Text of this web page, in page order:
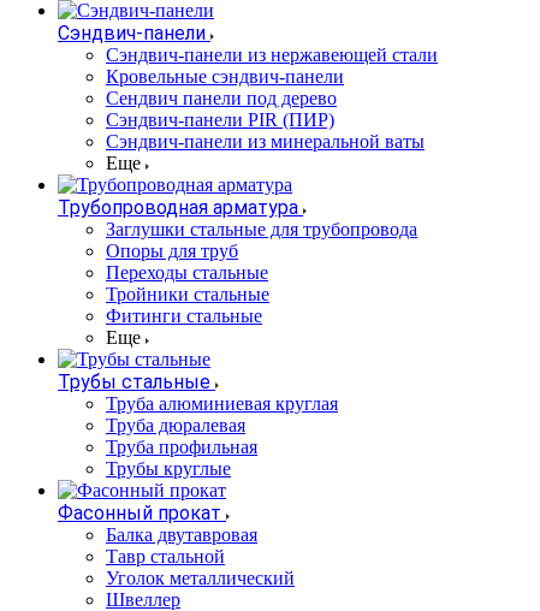
Сэндвич-панели
Cэндвич-панели из нержавеющей стали
Кровельные сэндвич-панели
Сендвич панели под дерево
Сэндвич-панели PIR (ПИР)
Сэндвич-панели из минеральной ваты
Еще
Трубопроводная арматура
Заглушки стальные для трубопровода
Опоры для труб
Переходы стальные
Тройники стальные
Фитинги стальные
Еще
Трубы стальные
Труба алюминиевая круглая
Труба дюралевая
Труба профильная
Трубы круглые
Фасонный прокат
Балка двутавровая
Тавр стальной
Уголок металлический
Швеллер